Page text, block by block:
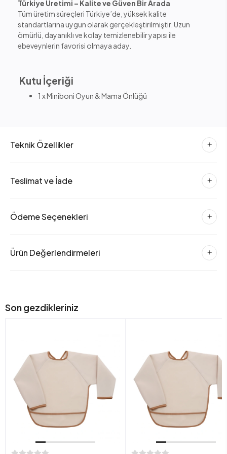
Türkiye Üretimi – Kalite ve Güven Bir Arada
Tüm üretim süreçleri Türkiye’de, yüksek kalite
standartlarına uygun olarak gerçekleştirilmiştir. Uzun
ömürlü, dayanıklı ve kolay temizlenebilir yapısı ile
ebeveynlerin favorisi olmaya aday.
Kutu İçeriği
1 x Miniboni Oyun & Mama Önlüğü
Teknik Özellikler
Teslimat ve İade
Ödeme Seçenekleri
Ürün Değerlendirmeleri
Son gezdikleriniz